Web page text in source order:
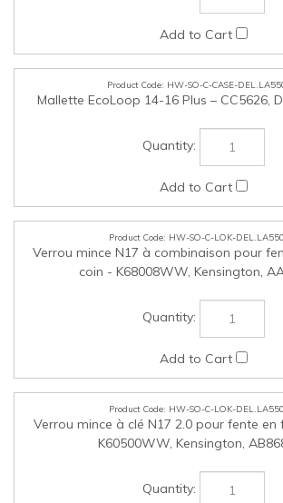
Verrou mince N17 à combinaison pour
coin - K68008WW, Kensington,
HW-SO-C-LOK-
Verrou mince à clé N17 2.0 pour fente en
K60500WW, Kensington,
HW-SO-U-RAM-